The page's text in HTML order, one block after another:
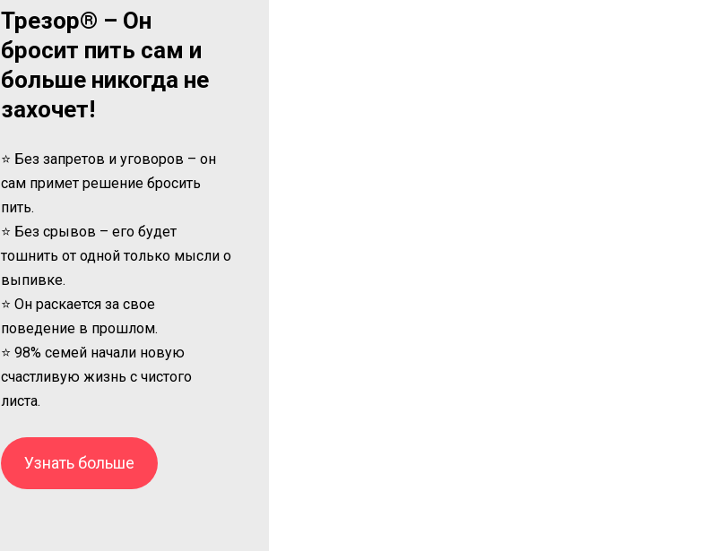
Трезор® – Он
бросит пить сам и
больше никогда не
захочет!
⭐ Без запретов и уговоров – он
сам примет решение бросить
пить.
⭐ Без срывов – его будет
тошнить от одной только мысли о
выпивке.
⭐ Он раскается за свое
поведение в прошлом.
⭐ 98% семей начали новую
счастливую жизнь с чистого
листа.
Узнать больше